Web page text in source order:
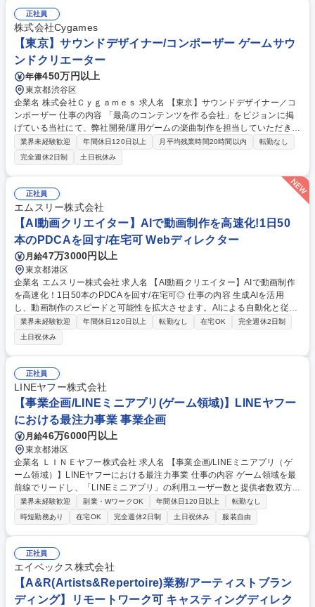
正社員
株式会社Cygames
【東京】サウンドデザイナー/コンポーザー ゲームサウ
ンドクリエーター
年俸450万円以上
東京都渋谷区
企業名 株式会社Ｃｙｇａｍｅｓ 求人名 【東京】サウンドデザイナー／コ
ンポーザー 仕事の内容 「最高のコンテンツを作る会社」をビジョンに掲
げている当社にて、弊社開発/運用ゲームの楽曲制作を担当していただきま
す。社外への制作依頼や管理・ディレクション業務をお任せすることもご
ざいます。 【関連記事】・STAFF VOICE:『チャレンジできる環境のある
会社。』 https://magazine.cygames.co.jp/staffvoice/7355 【歓迎】・オー
ケストラなどの生楽器音源の収録経験 【求める人物像】・ゲーム全般が好
きでやりこんでいる方・ゲームや映像における音楽全般に精通している
方・忍耐強く音楽作りの出来る方・自分の音楽性を持っている方 募集職種
【東京】サウンドデザイナー／コンポーザー
業界未経験歓迎 年間休日120日以上 月平均残業時間20時間以内
転勤なし
完全週休2日制
土日祝休み
正社員
エムスリー株式会社
【AI動画クリエイター】AIで動画制作を高速化!1日50
本のPDCAを回す/在宅可 Webディレクター
月給47万3000円以上
東京都港区
企業名 エムスリー株式会社 求人名 【AI動画クリエイター】AIで動画制作
を高速化！1日50本のPDCAを回す/在宅可◎ 仕事の内容 生成AIを活用
し、動画制作のスピードと可能性を拡大させます。AIによる自動化と従来
の制作のハイブリッドで、大量・高速・高品質な動画施策の高速PDCAサ
イクルを回し、ビジネス成果への貢献を目指します。 AIエージェントに定
型作業を任せ、「何を・なぜ作るか」の判断と企画に集中する新しい制作
スタイルを担います。 ■AI・自動化を用いた動画制作ワークフローの設計
と最適化 ■事業部門への動画活用提案 ■生成AIを用いた動画コンテンツ企
画・制作・効果検証 ■AIによるシナリオ・クリップ・音声・字幕の生成や
制作管理 ※1日50本規模の体制を構築し、仮説検証と改善を行います。 募
集職種 【AI動画クリエイター】AIで動画制作を高速化！1日50本のPDCA
を回す/在宅可◎
業界未経験歓迎 年間休日120日以上 転勤なし 在宅OK
完全週休2日制
土日祝休み
正社員
LINEヤフー株式会社
【事業企画/LINEミニアプリ(ゲーム領域)】LINEヤフー
における最注力事業 事業企画
月給46万6000円以上
東京都港区
企業名 ＬＩＮＥヤフー株式会社 求人名 【事業企画/LINEミニアプリ（ゲ
ーム領域）】LINEヤフーにおける最注力事業 仕事の内容 ゲーム領域を最
前線でリードし、「LINEミニアプリ」の利用ユーザー数と提供者数双方の
最大化をするための事業企画およびその実行推進を担当します。具体的に
は、市場分析や仮説検証を通じて、ユーザーおよび ゲームパブリッシャー
など事業者に必要とされる機能や仕組みを企画し、実行計画の策定を主導
します。【詳細】■担当領域の中長期的な成長および収益性の向上に向け
た戦略の立案・企画・推進■PMF検証の推進および年間数百億規模のメガ
ヒット創出に向けたGTM・アライアンス戦略の策定■プロジェクトのKPI
構築からグロースまで一気通貫で企画を実行■データの可視化や分析、調
査 等 募集職種 【事業企画/LINEミニアプリ（ゲーム領域）】LINEヤフー
における最注力事業
業界未経験歓迎 副業・WワークOK 年間休日120日以上
転勤なし
時短勤務あり
在宅OK 完全週休2日制 土日祝休み 服装自由
正社員
エイベックス株式会社
【A&R(Artists&Repertoire)業務/アーティストブラン
ディング】リモートワーク可 キャスティングディレク